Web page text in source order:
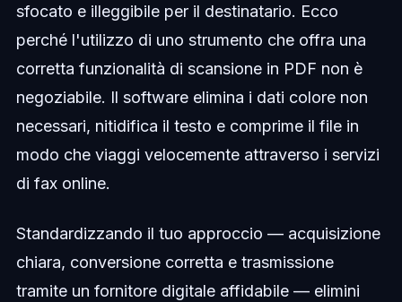
sfocato e illeggibile per il destinatario. Ecco
perché l'utilizzo di uno strumento che offra una
corretta funzionalità di scansione in PDF non è
negoziabile. Il software elimina i dati colore non
necessari, nitidifica il testo e comprime il file in
modo che viaggi velocemente attraverso i servizi
di fax online.
Standardizzando il tuo approccio — acquisizione
chiara, conversione corretta e trasmissione
tramite un fornitore digitale affidabile — elimini